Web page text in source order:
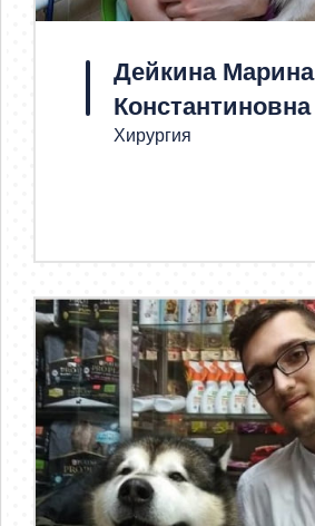
Дейкина Марина
Константиновна
Хирургия